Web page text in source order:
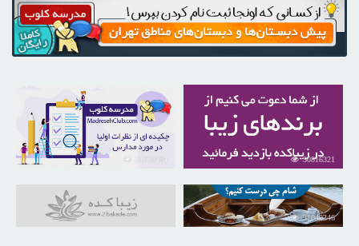
30816321
31040346